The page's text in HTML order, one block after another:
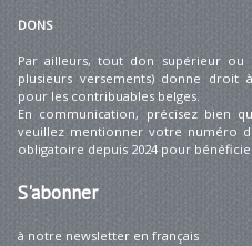
DONS
Par ailleurs, tout don supérieur ou
plusieurs versements) donne droit
pour les contribuables belges.
En communication, précisez bien
veuillez mentionner votre numéro
obligatoire depuis 2024 pour
S'abonner
à notre newsletter en français